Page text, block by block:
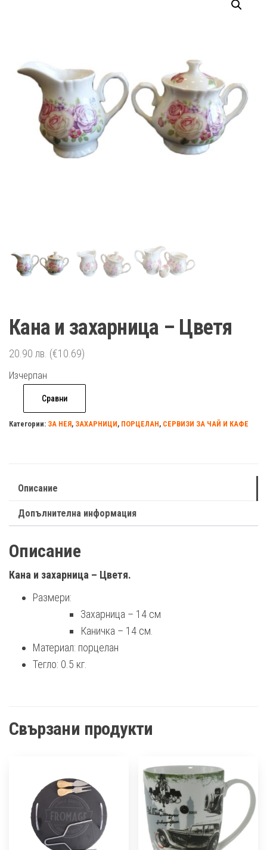
Кана и захарница – Цветя
20.90 лв. (€10.69)
Изчерпан
Сравни
Категории: ЗА НЕЯ, ЗАХАРНИЦИ, ПОРЦЕЛАН, СЕРВИЗИ ЗА ЧАЙ И КАФЕ
Описание
Допълнителна информация
Описание
Кана и захарница – Цветя.
Размери:
Захарница – 14 см
Каничка – 14 см.
Материал: порцелан
Тегло: 0.5 кг.
Свързани продукти